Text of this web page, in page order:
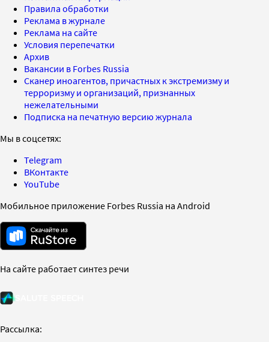
Правила обработки
Реклама в журнале
Реклама на сайте
Условия перепечатки
Архив
Вакансии в Forbes Russia
Сканер иноагентов, причастных к экстремизму и
терроризму и организаций, признанных
нежелательными
Подписка на печатную версию журнала
Мы в соцсетях:
Telegram
ВКонтакте
YouTube
Мобильное приложение Forbes Russia на Android
На сайте работает синтез речи
Рассылка: